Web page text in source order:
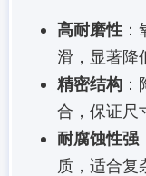
高耐磨性
滑，显著降
精密结构
合，保证尺
耐腐蚀性强
质，适合复